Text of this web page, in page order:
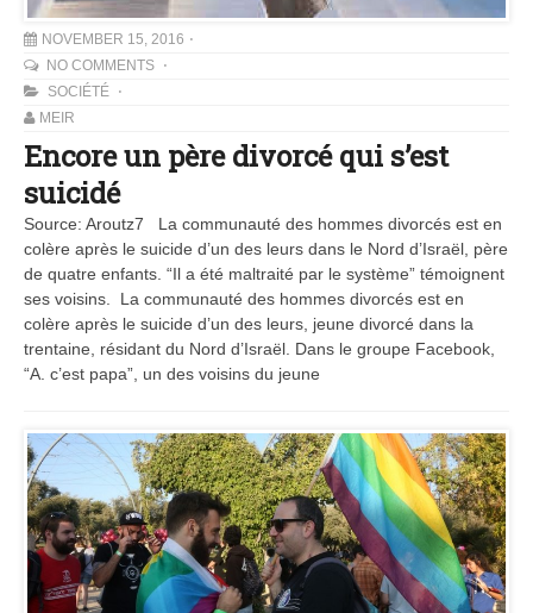
NOVEMBER 15, 2016
NO COMMENTS
SOCIÉTÉ
MEIR
Encore un père divorcé qui s’est
suicidé
Source: Aroutz7 La communauté des hommes divorcés est en
colère après le suicide d’un des leurs dans le Nord d’Israël, père
de quatre enfants. “Il a été maltraité par le système” témoignent
ses voisins. La communauté des hommes divorcés est en
colère après le suicide d’un des leurs, jeune divorcé dans la
trentaine, résidant du Nord d’Israël. Dans le groupe Facebook,
“A. c’est papa”, un des voisins du jeune